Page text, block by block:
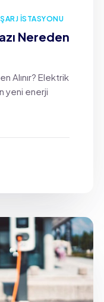
ŞARJ İSTASYONU
Nereden
Alınır? Elektrik
yeni enerji